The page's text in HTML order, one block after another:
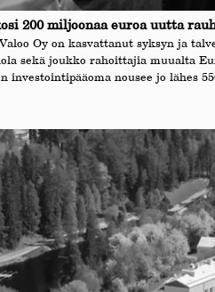
200 miljoonaa euroa uutta
Oy on kasvattanut syksyn ja
sekä joukko rahoittajia muualta
investointipääoma nousee jo lähes